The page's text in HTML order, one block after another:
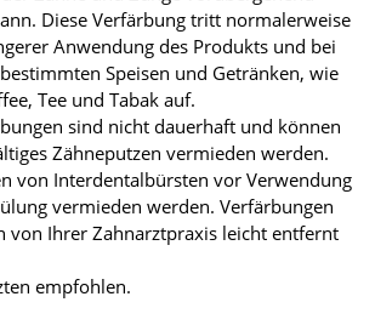
Diese Verfärbung tritt normalerweise
Anwendung des Produkts und bei
Speisen und Getränken, wie
Tee und Tabak auf.
sind nicht dauerhaft und können
Zähneputzen vermieden werden.
von Interdentalbürsten vor Verwendung
vermieden werden. Verfärbungen
von Ihrer Zahnarztpraxis leicht entfernt
empfohlen.